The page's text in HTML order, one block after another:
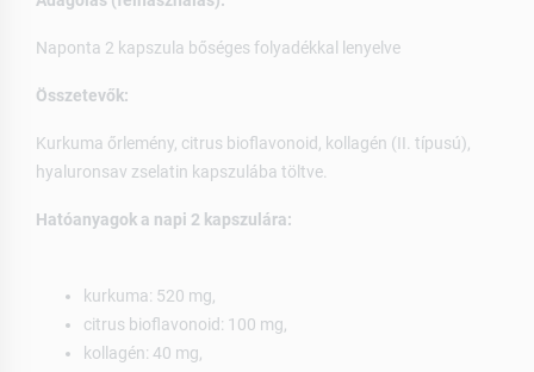
Naponta 2 kapszula bőséges folyadékkal lenyelve
Összetevők:
Kurkuma őrlemény, citrus bioflavonoid, kollagén (II. típusú),
hyaluronsav zselatin kapszulába töltve.
Hatóanyagok a napi 2 kapszulára:
kurkuma: 520 mg,
citrus bioflavonoid: 100 mg,
kollagén: 40 mg,